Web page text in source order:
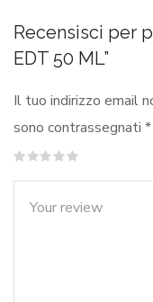
Recensisci per
EDT 50 ML”
Il tuo indirizzo email
sono contrassegnati *